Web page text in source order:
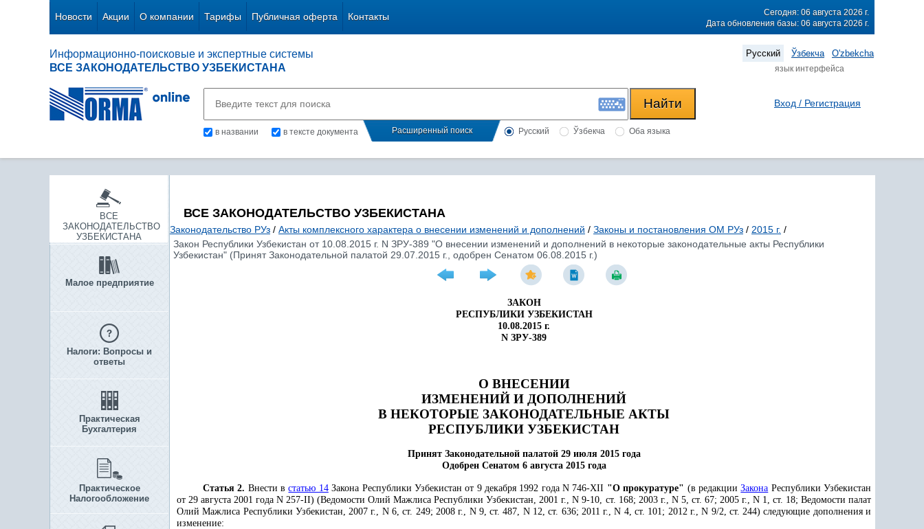
Новости Акции О компании Тарифы Публичная оферта Контакты
Сегодня: 06 августа 2026 г.
Дата обновления базы: 06 августа 2026 г.
Информационно-поисковые и экспертные системы
ВСЕ ЗАКОНОДАТЕЛЬСТВО УЗБЕКИСТАНА
Русский Ўзбекча O'zbekcha
язык интерфейса
в названии в тексте документа Расширенный поиск Русский Ўзбекча Оба языка
Вход / Регистрация
ВСЕ
ЗАКОНОДАТЕЛЬСТВО
УЗБЕКИСТАНА
Малое предприятие
Налоги: Вопросы и
ответы
Практическая
Бухгалтерия
Практическое
Налогообложение
ВСЕ ЗАКОНОДАТЕЛЬСТВО УЗБЕКИСТАНА
Законодательство РУз / Акты комплексного характера о внесении изменений и дополнений / Законы и постановления ОМ РУз / 2015 г. /
Закон Республики Узбекистан от 10.08.2015 г. N ЗРУ-389 "О внесении изменений и дополнений в некоторые законодательные акты Республики
Узбекистан" (Принят Законодательной палатой 29.07.2015 г., одобрен Сенатом 06.08.2015 г.)
ЗАКОН
РЕСПУБЛИКИ УЗБЕКИСТАН
10.08.2015 г.
N ЗРУ-389
О ВНЕСЕНИИ
ИЗМЕНЕНИЙ И ДОПОЛНЕНИЙ
В НЕКОТОРЫЕ ЗАКОНОДАТЕЛЬНЫЕ АКТЫ
РЕСПУБЛИКИ УЗБЕКИСТАН
Принят Законодательной палатой 29 июля 2015 года
Одобрен Сенатом 6 августа 2015 года
Статья 2. Внести встатью 14Закона Республики Узбекистан от 9 декабря 1992 года N 746-ХII "О прокуратуре" (в редакцииЗакона Республики Узбекистан
от 29 августа 2001 года N 257-II) (Ведомости Олий Мажлиса Республики Узбекистан, 2001 г., N 9-10, ст. 168; 2003 г., N 5, ст. 67; 2005 г., N 1, ст. 18; Ведомости палат
Олий Мажлиса Республики Узбекистан, 2007 г., N 6, ст. 249; 2008 г., N 9, ст. 487, N 12, ст. 636; 2011 г., N 4, ст. 101; 2012 г., N 9/2, ст. 244) следующие дополнения и
изменение: